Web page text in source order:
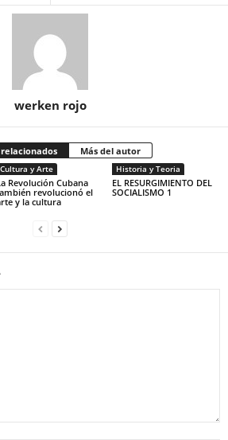
werken rojo
Más del autor
Cultura y Arte
Revolución Cubana
revolucionó el
y la cultura
Historia y Teoria
EL RESURGIMIENTO DEL
SOCIALISMO 1